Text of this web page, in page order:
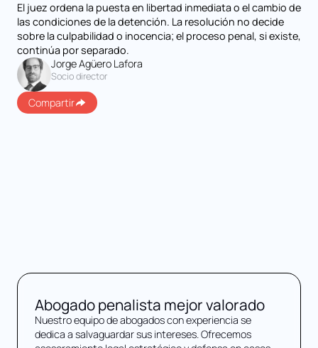
El juez ordena la puesta en libertad inmediata o el cambio de
las condiciones de la detención. La resolución no decide
sobre la culpabilidad o inocencia; el proceso penal, si existe,
continúa por separado.
Jorge Agüero Lafora
Socio director
Compartir
Abogado penalista mejor valorado
Nuestro equipo de abogados con experiencia se
dedica a salvaguardar sus intereses. Ofrecemos